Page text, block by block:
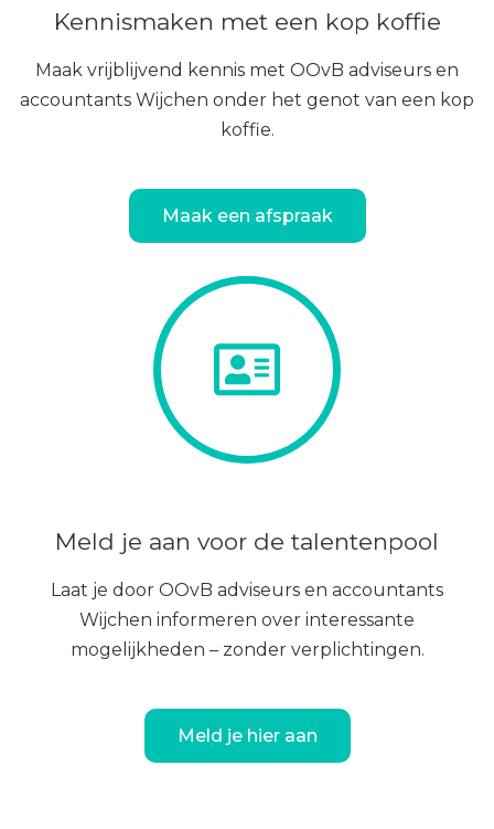
Kennismaken met een kop koffie
Maak vrijblijvend kennis met OOvB adviseurs en
accountants Wijchen onder het genot van een kop
koffie.
Maak een afspraak
Meld je aan voor de talentenpool
Laat je door OOvB adviseurs en accountants
Wijchen informeren over interessante
mogelijkheden – zonder verplichtingen.
Meld je hier aan